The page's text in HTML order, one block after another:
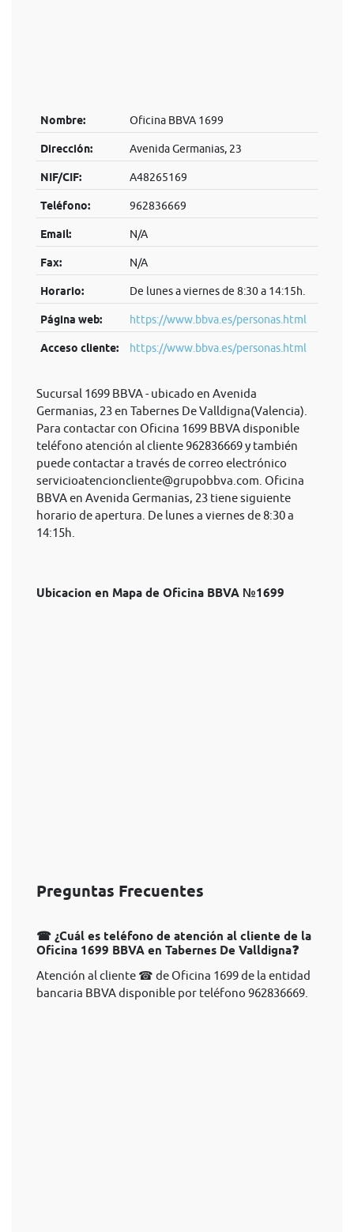
Nombre: Oficina BBVA 1699
Dirección: Avenida Germanias, 23
NIF/CIF: A48265169
Teléfono: 962836669
Email: N/A
Fax: N/A
Horario: De lunes a viernes de 8:30 a 14:15h.
Página web: https://www.bbva.es/personas.html
Acceso cliente: https://www.bbva.es/personas.html
Sucursal 1699 BBVA - ubicado en Avenida
Germanias, 23 en Tabernes De Valldigna(Valencia).
Para contactar con Oficina 1699 BBVA disponible
teléfono atención al cliente 962836669 y también
puede contactar a través de correo electrónico
servicioatencioncliente@grupobbva.com . Oficina
BBVA en Avenida Germanias, 23 tiene siguiente
horario de apertura. De lunes a viernes de 8:30 a
14:15h.
Ubicacion en Mapa de Oficina BBVA №1699
Preguntas Frecuentes
☎ ¿Cuál es teléfono de atención al cliente de la
Oficina 1699 BBVA en Tabernes De Valldigna❓
Atención al cliente ☎ de Oficina 1699 de la entidad
bancaria BBVA disponible por teléfono 962836669.